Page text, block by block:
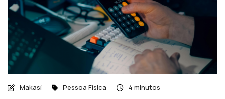
Makasí Pessoa Física 4 minutos